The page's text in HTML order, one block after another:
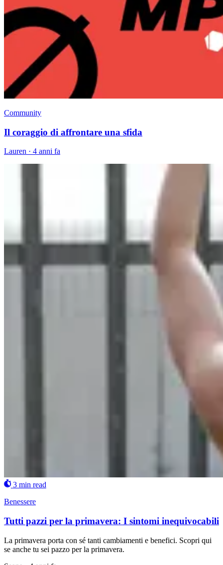
Community
Il coraggio di affrontare una sfida
Lauren · 4 anni fa
3 min read
Benessere
Tutti pazzi per la primavera: I sintomi inequivocabili
La primavera porta con sé tanti cambiamenti e benefici. Scopri qui
se anche tu sei pazzo per la primavera.